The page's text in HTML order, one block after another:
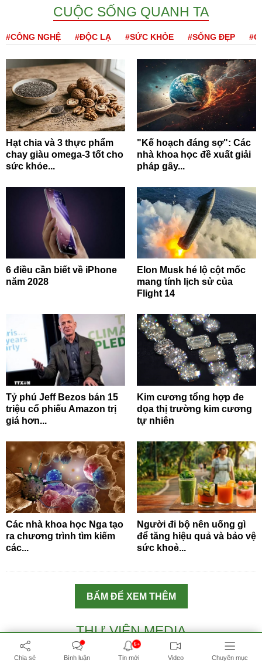
CUỘC SỐNG QUANH TA
#CÔNG NGHỆ #ĐỘC LẠ #SỨC KHỎE #SỐNG ĐẸP
Hạt chia và 3 thực phẩm
chay giàu omega-3 tốt cho
sức khỏe...
"Kế hoạch đáng sợ": Các
nhà khoa học đề xuất giải
pháp gây...
6 điều cần biết về iPhone
năm 2028
Elon Musk hé lộ cột mốc
mang tính lịch sử của
Flight 14
Tỷ phú Jeff Bezos bán 15
triệu cổ phiếu Amazon trị
giá hơn...
Kim cương tổng hợp đe
dọa thị trường kim cương
tự nhiên
Các nhà khoa học Nga tạo
ra chương trình tìm kiếm
các...
Người đi bộ nên uống gì
để tăng hiệu quả và bảo vệ
sức khoẻ...
BẤM ĐỂ XEM THÊM
THƯ VIỆN MEDIA
#DU LỊCH NGA #ẨM THỰC NGA #ĐẸP #MÙA THU NGA
Chia sẻ Bình luận
6+
Tin mới Video Chuyên mục